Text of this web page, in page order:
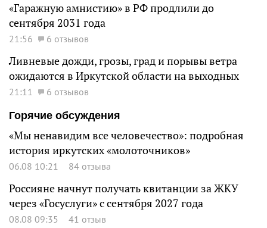
«Гаражную амнистию» в РФ продлили до
сентября 2031 года
21:56 6 отзывов
Ливневые дожди, грозы, град и порывы ветра
ожидаются в Иркутской области на выходных
21:11
6 отзывов
Горячие обсуждения
«Мы ненавидим все человечество»: подробная
история иркутских «молоточников»
06.08 10:21 84 отзыва
Россияне начнут получать квитанции за ЖКУ
через «Госуслуги» с сентября 2027 года
08.08 09:35 41 отзыв